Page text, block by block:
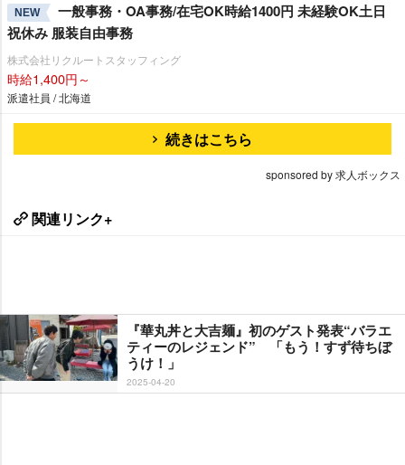
NEW
一般事務・OA事務/在宅OK時給1400円 未経験OK土日
祝休み 服装自由事務
株式会社リクルートスタッフィング
時給1,400円～
派遣社員 / 北海道
続きはこちら
sponsored by 求人ボックス
関連リンク+
『華丸丼と大吉麺』初のゲスト発表“バラエ
ティーのレジェンド” 「もう！すず待ちぼ
うけ！」
2025-04-20